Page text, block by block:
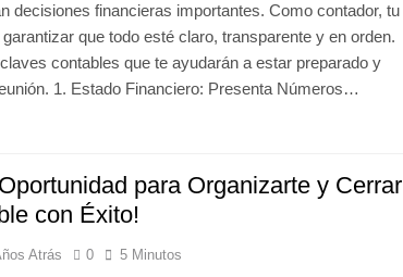
decisiones financieras importantes. Como contador, tu
que todo esté claro, transparente y en orden.
contables que te ayudarán a estar preparado y
1. Estado Financiero: Presenta Números…
para Organizarte y Cerrar
con Éxito!
Atrás 0 5 Minutos